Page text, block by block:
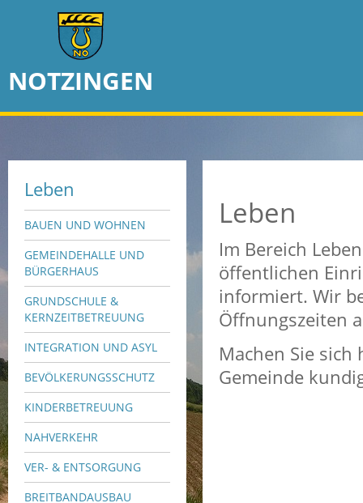
NOTZINGEN
Leben
BAUEN UND WOHNEN
GEMEINDEHALLE UND
BÜRGERHAUS
GRUNDSCHULE &
KERNZEITBETREUUNG
INTEGRATION UND ASYL
BEVÖLKERUNGSSCHUTZ
KINDERBETREUUNG
NAHVERKEHR
VER- & ENTSORGUNG
BREITBANDAUSBAU
Leben
Im Bereich
öffentlichen
informiert. Wir
Öffnungszeiten
Machen Sie
Gemeinde